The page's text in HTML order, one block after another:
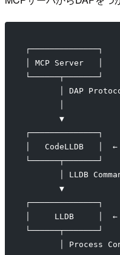
┌──────────────┐
│ MCP Server   │
└──────┬───────┘
│ DAP
       ▼
┌──────────────┐
│   CodeLLDB   │  ←
└──────┬───────┘
│ LLDB
       ▼
┌──────────────┐
│     LLDB     │  ← 実
└──────┬───────┘
│ Process